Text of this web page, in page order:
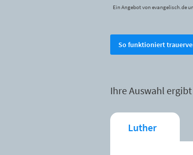
Ein Angebot von evangelisch.de
So funktioniert
Ihre Auswahl
Luther